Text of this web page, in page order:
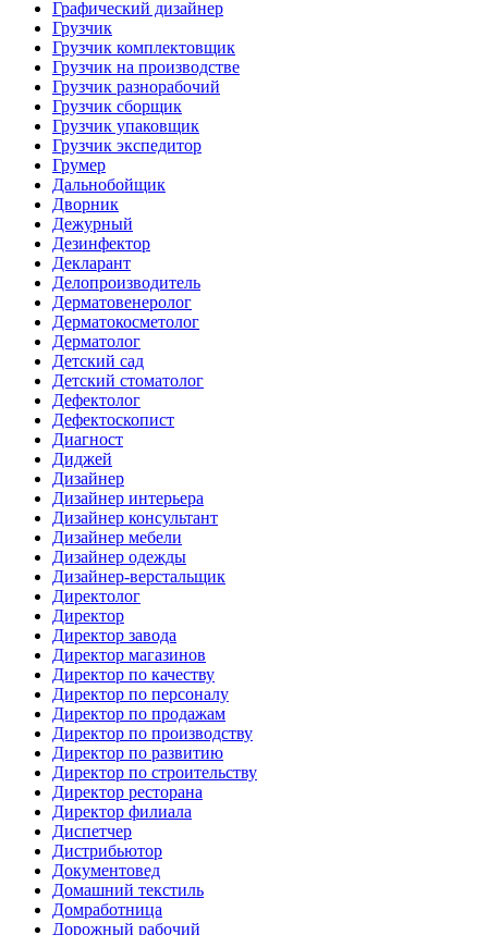
Графический дизайнер
Грузчик
Грузчик комплектовщик
Грузчик на производстве
Грузчик разнорабочий
Грузчик сборщик
Грузчик упаковщик
Грузчик экспедитор
Грумер
Дальнобойщик
Дворник
Дежурный
Дезинфектор
Декларант
Делопроизводитель
Дерматовенеролог
Дерматокосметолог
Дерматолог
Детский сад
Детский стоматолог
Дефектолог
Дефектоскопист
Диагност
Диджей
Дизайнер
Дизайнер интерьера
Дизайнер консультант
Дизайнер мебели
Дизайнер одежды
Дизайнер-верстальщик
Директолог
Директор
Директор завода
Директор магазинов
Директор по качеству
Директор по персоналу
Директор по продажам
Директор по производству
Директор по развитию
Директор по строительству
Директор ресторана
Директор филиала
Диспетчер
Дистрибьютор
Документовед
Домашний текстиль
Домработница
Дорожный рабочий